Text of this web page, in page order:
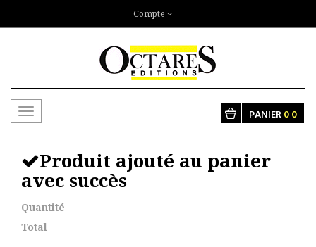
Compte
Toggle
PANIER00
Produit ajouté au panier
avec succès
Quantité
Total